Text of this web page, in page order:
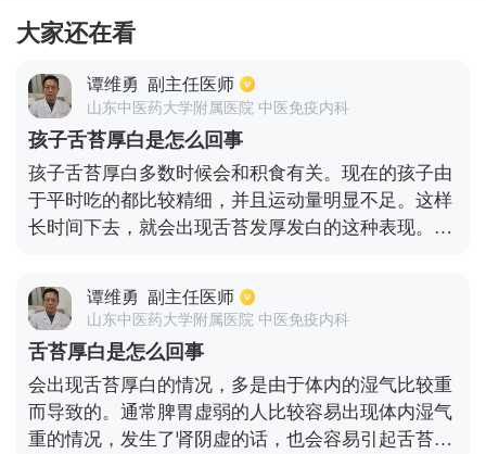
大家还在看
谭维勇 副主任医师
山东中医药大学附属医院 中医免疫内科
孩子舌苔厚白是怎么回事
孩子舌苔厚白多数时候会和积食有关。现在的孩子由
于平时吃的都比较精细，并且运动量明显不足。这样
长时间下去，就会出现舌苔发厚发白的这种表现。这
肪的摄入之外，还应该适量的吃一些药物进行治疗，
比如保和颗粒。不管是对于虚症还是实症所引起的积
食，都可以进行治疗。这种药物没有小儿的剂型，通
常可以按照成人剂量减半进行口服，一般需要持3-5
天左右的时间，能够有效缓解积食。等到积食得到缓
解之后，舌苔自然就会变薄。
谭维勇 副主任医师
山东中医药大学附属医院 中医免疫内科
舌苔厚白是怎么回事
会出现舌苔厚白的情况，多是由于体内的湿气比较重
而导致的。通常脾胃虚弱的人比较容易出现体内湿气
重的情况，发生了肾阴虚的话，也会容易引起舌苔厚